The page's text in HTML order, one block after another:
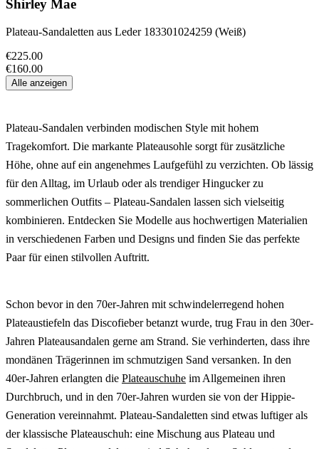
Shirley Mae
Plateau-Sandaletten aus Leder 183301024259 (Weiß)
€225.00
€160.00
Alle anzeigen
Plateau-Sandalen verbinden modischen Style mit hohem
Tragekomfort. Die markante Plateausohle sorgt für zusätzliche
Höhe, ohne auf ein angenehmes Laufgefühl zu verzichten. Ob lässig
für den Alltag, im Urlaub oder als trendiger Hingucker zu
sommerlichen Outfits – Plateau-Sandalen lassen sich vielseitig
kombinieren. Entdecken Sie Modelle aus hochwertigen Materialien
in verschiedenen Farben und Designs und finden Sie das perfekte
Paar für einen stilvollen Auftritt.
Schon bevor in den 70er-Jahren mit schwindelerregend hohen
Plateaustiefeln das Discofieber betanzt wurde, trug Frau in den 30er-
Jahren Plateausandalen gerne am Strand. Sie verhinderten, dass ihre
mondänen Trägerinnen im schmutzigen Sand versanken. In den
40er-Jahren erlangten die Plateauschuhe im Allgemeinen ihren
Durchbruch, und in den 70er-Jahren wurden sie von der Hippie-
Generation vereinnahmt. Plateau-Sandaletten sind etwas luftiger als
der klassische Plateauschuh: eine Mischung aus Plateau und